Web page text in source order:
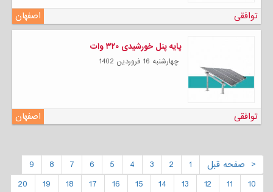
اصفهان توافقی
پایه پنل خورشیدی ۳۲۰ وات
چهارشنبه 16 فروردين 1402
اصفهان توافقی
< صفحه قبل 1
2
3
4
5
6
7
8
9
10
11
12
13
14
15
16
17
18
19
20